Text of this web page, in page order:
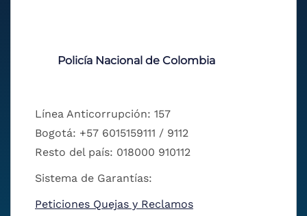
Policía Nacional de Colombia
Línea Anticorrupción: 157
Bogotá: +57 6015159111 / 9112
Resto del país: 018000 910112
Sistema de Garantías:
Peticiones Quejas y Reclamos